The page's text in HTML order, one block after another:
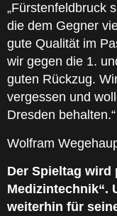
„Fürstenfeldbruck
die dem Gegner
gute Qualität im
wir gegen die 1.
guten Rückzug.
vergessen und
Dresden behalten.“
Wolfram
Der Spieltag wird
Medizintechnik“.
weiterhin für